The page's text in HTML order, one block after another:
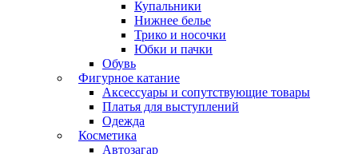
Купальники
Нижнее белье
Трико и носочки
Юбки и пачки
Обувь
Фигурное катание
Аксессуары и сопутствующие товары
Платья для выступлений
Одежда
Косметика
Автозагар